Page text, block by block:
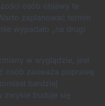
osób objawy te
zaplanować termin
wypadało „na drugi
w wyglądzie, jest
osób zauważa poprawę
bardziej
zwykle buduje się